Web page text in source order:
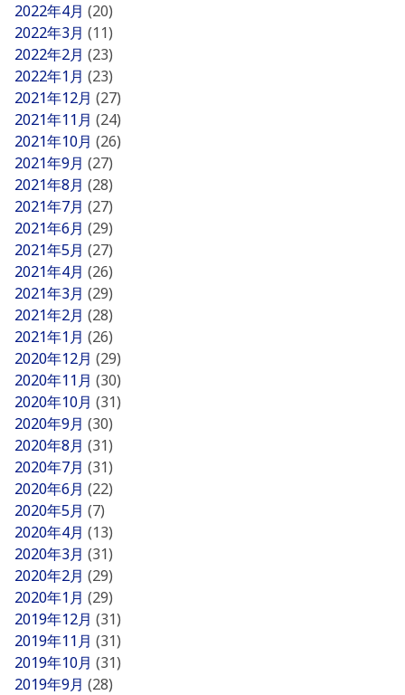
2022年4月 (20)
2022年3月 (11)
2022年2月 (23)
2022年1月 (23)
2021年12月 (27)
2021年11月 (24)
2021年10月 (26)
2021年9月 (27)
2021年8月 (28)
2021年7月 (27)
2021年6月 (29)
2021年5月 (27)
2021年4月 (26)
2021年3月 (29)
2021年2月 (28)
2021年1月 (26)
2020年12月 (29)
2020年11月 (30)
2020年10月 (31)
2020年9月 (30)
2020年8月 (31)
2020年7月 (31)
2020年6月 (22)
2020年5月 (7)
2020年4月 (13)
2020年3月 (31)
2020年2月 (29)
2020年1月 (29)
2019年12月 (31)
2019年11月 (31)
2019年10月 (31)
2019年9月 (28)